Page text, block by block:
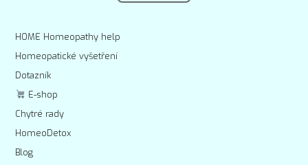
HOME Homeopathy help
Homeopatické vyšetření
Dotazník
E-shop
Chytré rady
HomeoDetox
Blog